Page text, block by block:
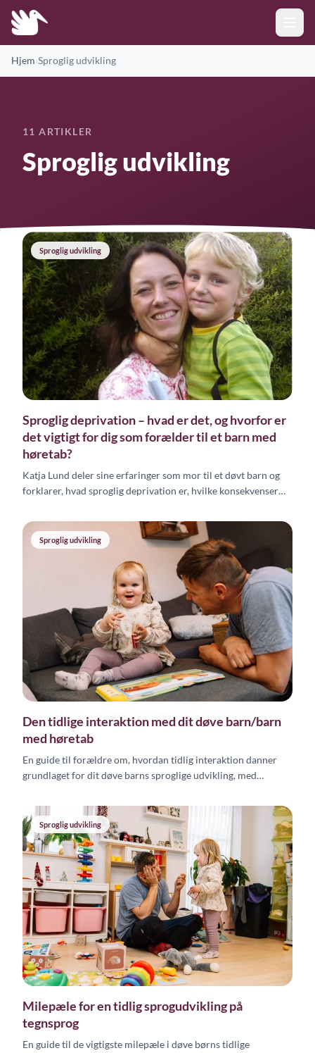
Hjem›Sproglig udvikling
11 ARTIKLER
Sproglig udvikling
Sproglig udvikling
Sproglig deprivation – hvad er det, og hvorfor er
det vigtigt for dig som forælder til et barn med
høretab?
Katja Lund deler sine erfaringer som mor til et døvt barn og
forklarer, hvad sproglig deprivation er, hvilke konsekvenser
barns sproglige udvikling.
Sproglig udvikling
Den tidlige interaktion med dit døve barn/barn
med høretab
En guide til forældre om, hvordan tidlig interaktion danner
grundlaget for dit døve barns sproglige udvikling, med
Sproglig udvikling
Milepæle for en tidlig sprogudvikling på
tegnsprog
En guide til de vigtigste milepæle i døve børns tidlige